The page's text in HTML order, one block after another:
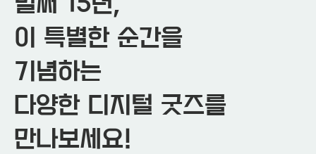
이 특별한 순간을
기념하는
다양한 디지털 굿즈를
만나보세요!